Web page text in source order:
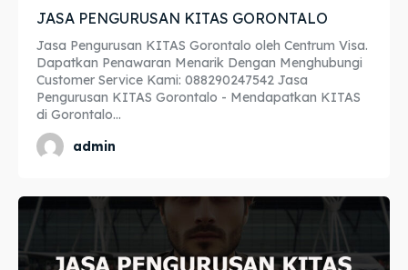
Blog
Blog
JASA PENGURUSAN KITAS GORONTALO
Jasa Pengurusan KITAS Gorontalo oleh Centrum Visa.
Dapatkan Penawaran Menarik Dengan Menghubungi
Customer Service Kami: 088290247542 Jasa
Pengurusan KITAS Gorontalo - Mendapatkan KITAS
di Gorontalo...
admin